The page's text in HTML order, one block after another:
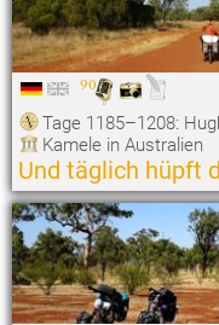
90
Tage 1185–1208:
Kamele in Australien
Und täglich hüpft